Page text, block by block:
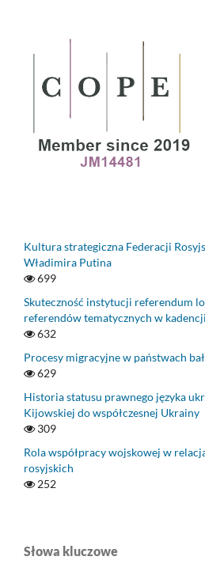
Kultura strategiczna Federacji
Władimira Putina
699
Skuteczność instytucji referendum
referendów tematycznych w
632
Procesy migracyjne w państwach
629
Historia statusu prawnego języka
Kijowskiej do współczesnej Ukrainy
309
Rola współpracy wojskowej w
rosyjskich
252
Słowa kluczowe